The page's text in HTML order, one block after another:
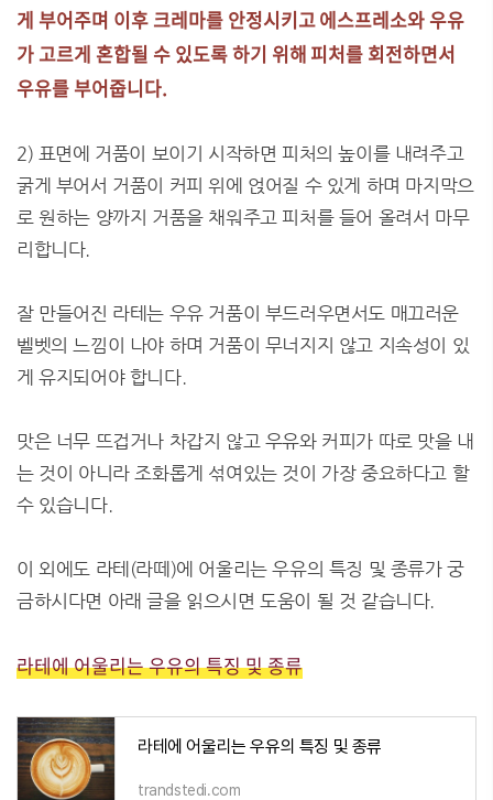
게 부어주며 이후 크레마를 안정시키고 에스프레소와 우유
가 고르게 혼합될 수 있도록 하기 위해 피처를 회전하면서
우유를 부어줍니다.
2) 표면에 거품이 보이기 시작하면 피처의 높이를 내려주고
굵게 부어서 거품이 커피 위에 얹어질 수 있게 하며 마지막으
로 원하는 양까지 거품을 채워주고 피처를 들어 올려서 마무
리합니다.
잘 만들어진 라테는 우유 거품이 부드러우면서도 매끄러운
벨벳의 느낌이 나야 하며 거품이 무너지지 않고 지속성이 있
게 유지되어야 합니다.
맛은 너무 뜨겁거나 차갑지 않고 우유와 커피가 따로 맛을 내
는 것이 아니라 조화롭게 섞여있는 것이 가장 중요하다고 할
수 있습니다.
이 외에도 라테(라떼)에 어울리는 우유의 특징 및 종류가 궁
금하시다면 아래 글을 읽으시면 도움이 될 것 같습니다.
라테에 어울리는 우유의 특징 및 종류
라테에 어울리는 우유의 특징 및 종류
trandstedi.com